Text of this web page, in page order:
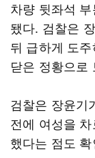
차량 뒷좌석
됐다. 검찰은
뒤 급하게 도
닫은 정황으로
검찰은 장윤기
전에 여성을
했다는 점도